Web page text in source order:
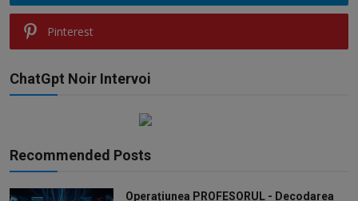
Pinterest
ChatGpt Noir Intervoi
Recommended Posts
Operațiunea PROFESORUL - Decodarea